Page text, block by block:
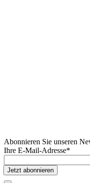
Abonnieren Sie unseren
Ihre E-Mail-Adresse*
Jetzt abonnieren